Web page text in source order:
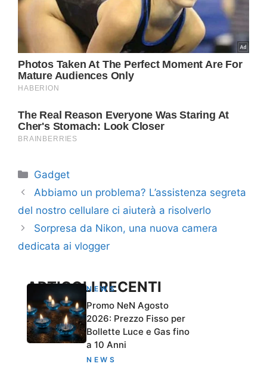
Categorie
Gadget
Abbiamo un problema? L’assistenza segreta
del nostro cellulare ci aiuterà a risolverlo
Sorpresa da Nikon, una nuova camera
dedicata ai vlogger
ARTICOLI RECENTI
NEWS
Promo NeN Agosto
2026: Prezzo Fisso per
Bollette Luce e Gas fino
a 10 Anni
NEWS